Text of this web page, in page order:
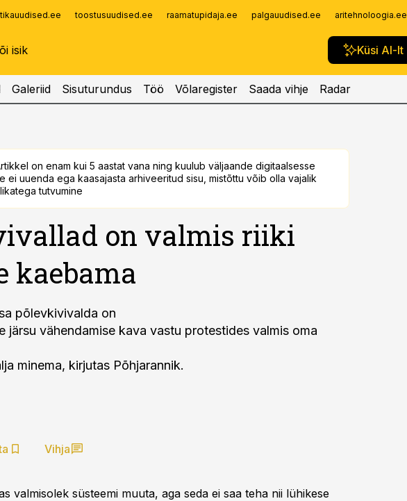
toostusuudised.ee raamatupidaja.ee palgauudised.ee aritehnoloogia.ee
Küsi AI-lt
Galeriid Sisuturundus Töö Võlaregister Saada vihje Radar
on enam kui 5 aastat vana ning kuulub väljaande digitaalsesse
ei uuenda ega kaasajasta arhiveeritud sisu, mistõttu võib olla vajalik
tutvumine
on valmis riiki
kaebama
põlevkivivalda on
järsu vähendamise kava vastu protestides valmis oma
minema, kirjutas Põhjarannik.
Vihja
valmisolek süsteemi muuta, aga seda ei saa teha nii lühikese